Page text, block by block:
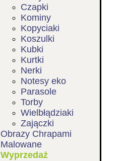
Czapki
Kominy
Kopyciaki
Koszulki
Kubki
Kurtki
Nerki
Notesy eko
Parasole
Torby
Wielbłądziaki
Zajączki
Obrazy Chrapami
Malowane
Wyprzedaż